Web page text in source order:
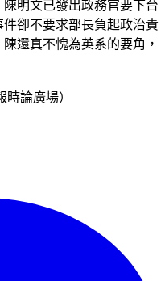
明文已發出政務官要下台
卻不要求部長負起政治責
還真不愧為英系的要角，
時論廣場）